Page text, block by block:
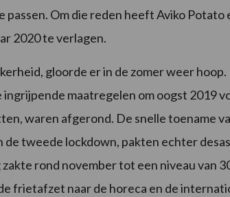
passen. Om die reden heeft Aviko
2020 te verlagen.
gloorde er in de zomer weer
maatregelen om oogst 2019
waren afgerond. De snelle toename
de tweede lockdown, pakten echter
rond november tot een niveau van
frietafzet naar de horeca en de